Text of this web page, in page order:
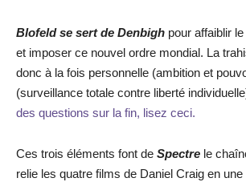
Blofeld se sert de Denbigh pour affaiblir
et imposer ce nouvel ordre mondial. La
donc à la fois personnelle (ambition et
(surveillance totale contre liberté
des questions sur la fin, lisez ceci.
Ces trois éléments font de Spectre le
relie les quatre films de Daniel Craig en